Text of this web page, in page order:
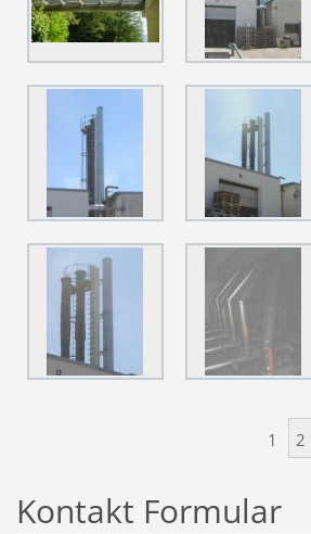
1 2
Kontakt Formular